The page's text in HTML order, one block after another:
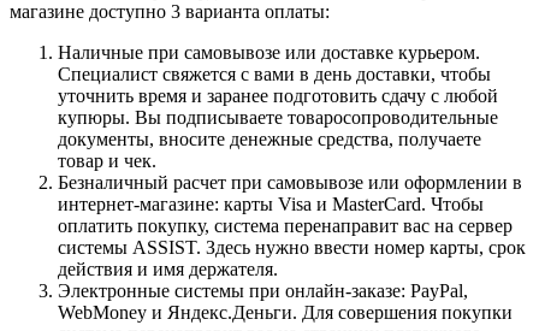
магазине доступно 3 варианта оплаты:
Наличные при самовывозе или доставке курьером.
Специалист свяжется с вами в день доставки, чтобы
уточнить время и заранее подготовить сдачу с любой
купюры. Вы подписываете товаросопроводительные
документы, вносите денежные средства, получаете
товар и чек.
Безналичный расчет при самовывозе или оформлении в
интернет-магазине: карты Visa и MasterCard. Чтобы
оплатить покупку, система перенаправит вас на сервер
системы ASSIST. Здесь нужно ввести номер карты, срок
действия и имя держателя.
Электронные системы при онлайн-заказе: PayPal,
WebMoney и Яндекс.Деньги. Для совершения покупки